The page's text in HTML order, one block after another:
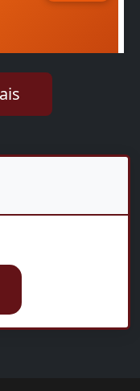
no país
01:35